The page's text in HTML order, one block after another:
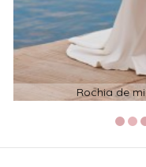
Rochia de